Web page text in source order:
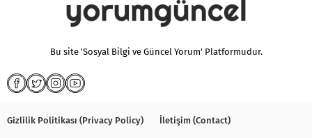
Bu site 'Sosyal Bilgi ve Güncel Yorum' Platformudur.
Gizlilik Politikası (Privacy Policy) İletişim (Contact)